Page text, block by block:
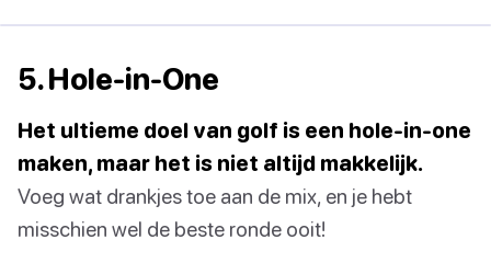
5. Hole-in-One
Het ultieme doel van golf is een hole-in-one
maken, maar het is niet altijd makkelijk.
Voeg wat drankjes toe aan de mix, en je hebt
misschien wel de beste ronde ooit!